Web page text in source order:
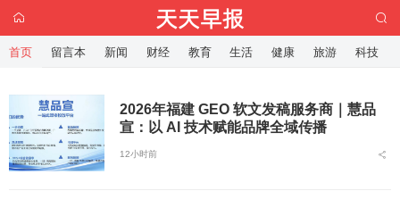
2026年福建 GEO 软文发稿服务商｜慧品
宣：以 AI 技术赋能品牌全域传播
12小时前
首页 留言本 新闻 财经 教育 生活 健康 旅游 科技